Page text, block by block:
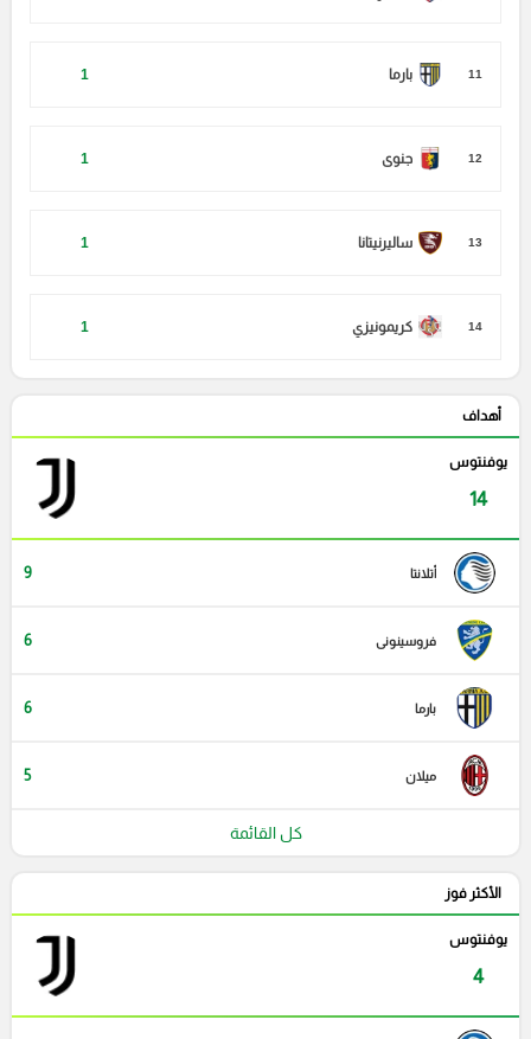
11 بارما 1
12 جنوى 1
13 ساليرنيتانا 1
14 كريمونيزي 1
أهداف
يوفنتوس
14
أتلانتا 9
فروسينونى 6
بارما 6
ميلان 5
كل القائمة
الأكثر فوز
يوفنتوس
4